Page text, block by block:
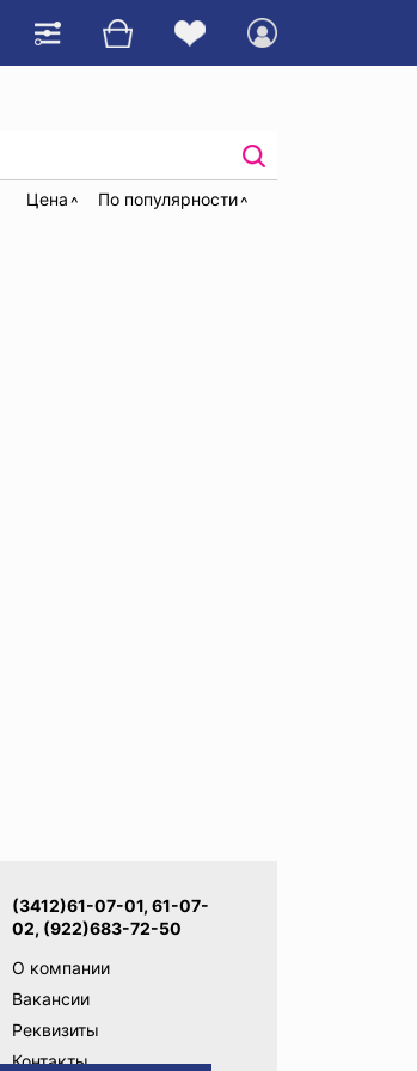
Цена По популярности
(3412)61-07-01, 61-07-
02, (922)683-72-50
О компании
Вакансии
Реквизиты
Контакты